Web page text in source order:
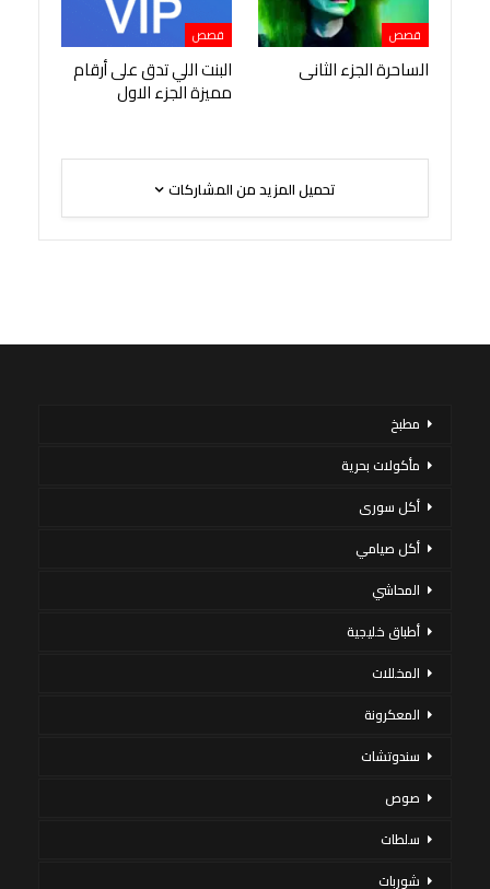
قصص
الساحرة الجزء الثانى
قصص
البنت اللي تدق على أرقام
مميزة الجزء الاول
تحميل المزيد من المشاركات
مطبخ
مأكولات بحرية
أكل سورى
أكل صيامي
المحاشي
أطباق خليجية
المخللات
المعكرونة
سندوتشات
صوص
سلطات
شوربات